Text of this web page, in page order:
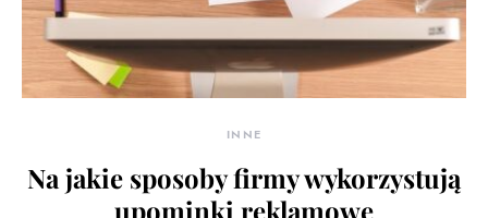
INNE
Na jakie sposoby firmy wykorzystują
upominki reklamowe